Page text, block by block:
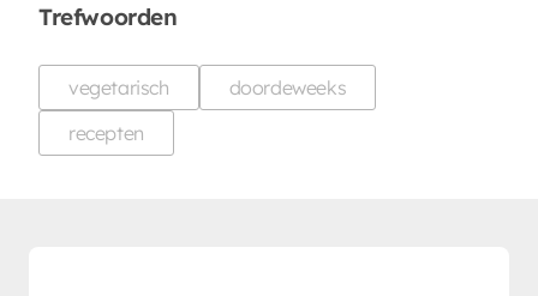
Trefwoorden
vegetarisch
doordeweeks
recepten